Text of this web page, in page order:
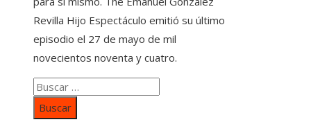
Revilla Hijo Espectáculo emitió su último
episodio el 27 de mayo de mil
novecientos noventa y cuatro.
Buscar: